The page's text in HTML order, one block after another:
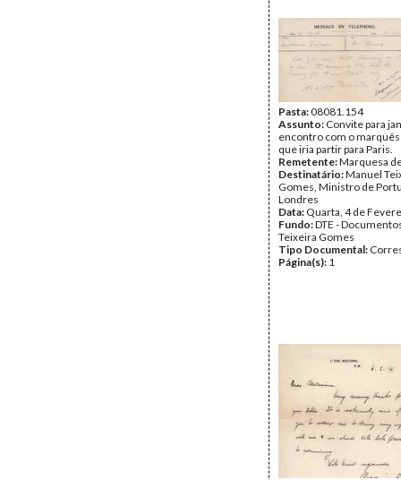
Pasta:08081.154
Assunto: Convite para
encontro com o marquês
que iria partir para Paris.
Remetente:Marquesa
Destinatário:Manuel
Gomes, Ministro de
Londres
Data: Quarta, 4 de
Fundo:DTE -
Teixeira Gomes
Tipo Documental:
Página(s): 1